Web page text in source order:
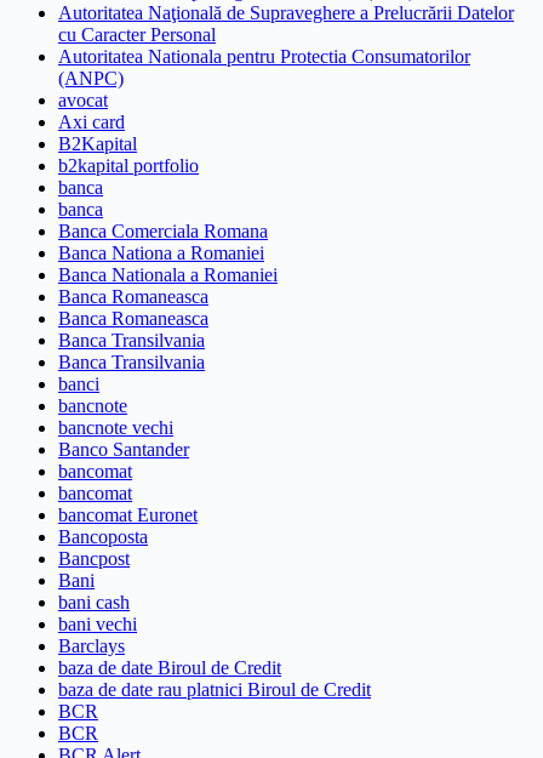
Autoritatea Naţională de Supraveghere a Prelucrării Datelor
cu Caracter Personal
Autoritatea Nationala pentru Protectia Consumatorilor
(ANPC)
avocat
Axi card
B2Kapital
b2kapital portfolio
banca
banca
Banca Comerciala Romana
Banca Nationa a Romaniei
Banca Nationala a Romaniei
Banca Romaneasca
Banca Romaneasca
Banca Transilvania
Banca Transilvania
banci
bancnote
bancnote vechi
Banco Santander
bancomat
bancomat
bancomat Euronet
Bancoposta
Bancpost
Bani
bani cash
bani vechi
Barclays
baza de date Biroul de Credit
baza de date rau platnici Biroul de Credit
BCR
BCR